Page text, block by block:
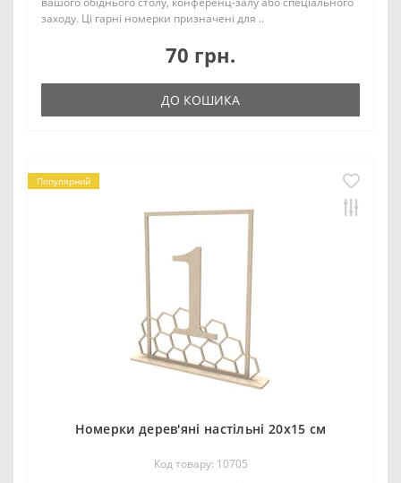
заходу. Ці гарні номерки призначені для ..
70 грн.
ДО КОШИКА
Популярний
Номерки дерев'яні настільні 20х15 см
Код товару: 10705